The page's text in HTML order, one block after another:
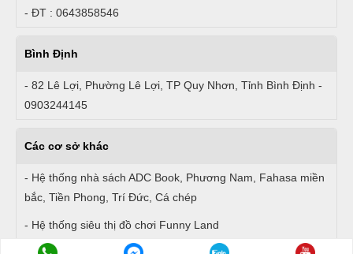
- ĐT : 0643858546
Bình Định
- 82 Lê Lợi, Phường Lê Lợi, TP Quy Nhơn, Tỉnh Bình Định -
0903244145
Các cơ sở khác
- Hệ thống nhà sách ADC Book, Phương Nam, Fahasa miền
bắc, Tiền Phong, Trí Đức, Cá chép
- Hệ thống siêu thị đồ chơi Funny Land